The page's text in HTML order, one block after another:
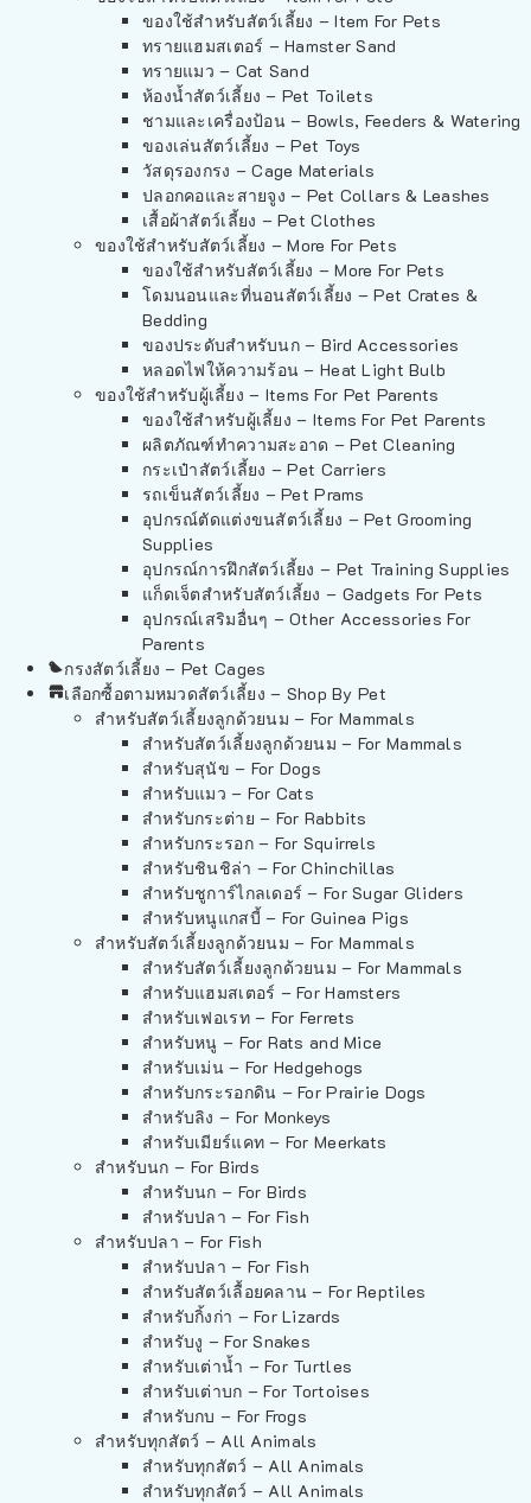
ของใช้สำหรับสัตว์เลี้ยง – Item For Pets
ทรายแฮมสเตอร์ – Hamster Sand
ทรายแมว – Cat Sand
ห้องน้ำสัตว์เลี้ยง – Pet Toilets
ชามและเครื่องป้อน – Bowls, Feeders & Watering
ของเล่นสัตว์เลี้ยง – Pet Toys
วัสดุรองกรง – Cage Materials
ปลอกคอและสายจูง – Pet Collars & Leashes
เสื้อผ้าสัตว์เลี้ยง – Pet Clothes
ของใช้สำหรับสัตว์เลี้ยง – More For Pets
ของใช้สำหรับสัตว์เลี้ยง – More For Pets
โดมนอนและที่นอนสัตว์เลี้ยง – Pet Crates &
Bedding
ของประดับสำหรับนก – Bird Accessories
หลอดไฟให้ความร้อน – Heat Light Bulb
ของใช้สำหรับผู้เลี้ยง – Items For Pet Parents
ของใช้สำหรับผู้เลี้ยง – Items For Pet Parents
ผลิตภัณฑ์ทำความสะอาด – Pet Cleaning
กระเป๋าสัตว์เลี้ยง – Pet Carriers
รถเข็นสัตว์เลี้ยง – Pet Prams
อุปกรณ์ตัดแต่งขนสัตว์เลี้ยง – Pet Grooming
Supplies
อุปกรณ์การฝึกสัตว์เลี้ยง – Pet Training Supplies
แก็ดเจ็ตสำหรับสัตว์เลี้ยง – Gadgets For Pets
อุปกรณ์เสริมอื่นๆ – Other Accessories For
Parents
กรงสัตว์เลี้ยง – Pet Cages
เลือกซื้อตามหมวดสัตว์เลี้ยง – Shop By Pet
สำหรับสัตว์เลี้ยงลูกด้วยนม – For Mammals
สำหรับสัตว์เลี้ยงลูกด้วยนม – For Mammals
สำหรับสุนัข – For Dogs
สำหรับแมว – For Cats
สำหรับกระต่าย – For Rabbits
สำหรับกระรอก – For Squirrels
สำหรับชินชิล่า – For Chinchillas
สำหรับชูการ์ไกลเดอร์ – For Sugar Gliders
สำหรับหนูแกสบี้ – For Guinea Pigs
สำหรับสัตว์เลี้ยงลูกด้วยนม – For Mammals
สำหรับสัตว์เลี้ยงลูกด้วยนม – For Mammals
สำหรับแฮมสเตอร์ – For Hamsters
สำหรับเฟอเรท – For Ferrets
สำหรับหนู – For Rats and Mice
สำหรับเม่น – For Hedgehogs
สำหรับกระรอกดิน – For Prairie Dogs
สำหรับลิง – For Monkeys
สำหรับเมียร์แคท – For Meerkats
สำหรับนก – For Birds
สำหรับนก – For Birds
สำหรับปลา – For Fish
สำหรับปลา – For Fish
สำหรับปลา – For Fish
สำหรับสัตว์เลื้อยคลาน – For Reptiles
สำหรับกิ้งก่า – For Lizards
สำหรับงู – For Snakes
สำหรับเต่าน้ำ – For Turtles
สำหรับเต่าบก – For Tortoises
สำหรับกบ – For Frogs
สำหรับทุกสัตว์ – All Animals
สำหรับทุกสัตว์ – All Animals
สำหรับทุกสัตว์ – All Animals